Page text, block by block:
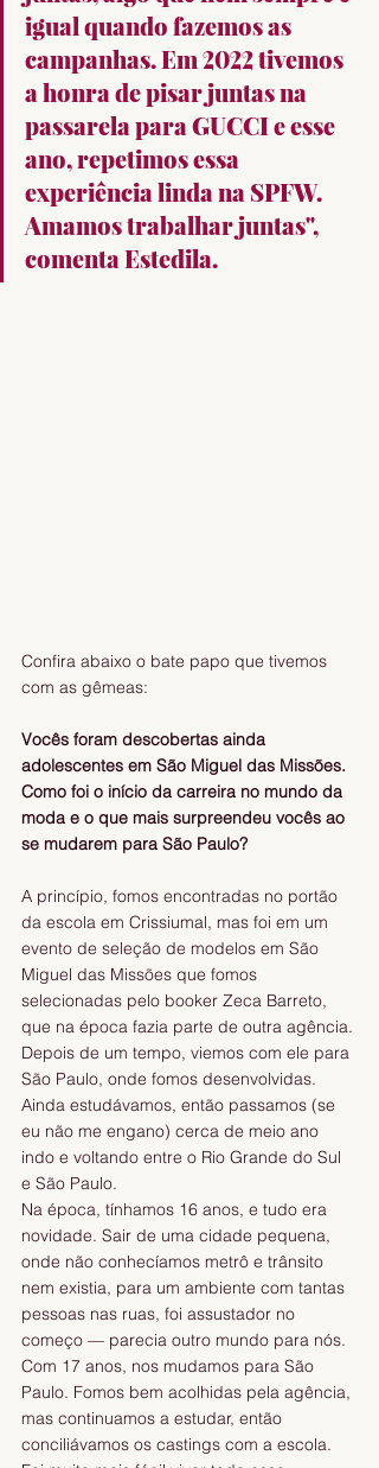
igual quando fazemos as
campanhas. Em 2022 tivemos
a honra de pisar juntas na
passarela para GUCCI e esse
ano, repetimos essa
experiência linda na SPFW.
Amamos trabalhar juntas",
comenta Estedila.
Confira abaixo o bate papo que tivemos
com as gêmeas:
Vocês foram descobertas ainda
adolescentes em São Miguel das Missões.
Como foi o início da carreira no mundo da
moda e o que mais surpreendeu vocês ao
se mudarem para São Paulo?
A princípio, fomos encontradas no portão
da escola em Crissiumal, mas foi em um
evento de seleção de modelos em São
Miguel das Missões que fomos
selecionadas pelo booker Zeca Barreto,
que na época fazia parte de outra agência.
Depois de um tempo, viemos com ele para
São Paulo, onde fomos desenvolvidas.
Ainda estudávamos, então passamos (se
eu não me engano) cerca de meio ano
indo e voltando entre o Rio Grande do Sul
e São Paulo.
Na época, tínhamos 16 anos, e tudo era
novidade. Sair de uma cidade pequena,
onde não conhecíamos metrô e trânsito
nem existia, para um ambiente com tantas
pessoas nas ruas, foi assustador no
começo — parecia outro mundo para nós.
Com 17 anos, nos mudamos para São
Paulo. Fomos bem acolhidas pela agência,
mas continuamos a estudar, então
conciliávamos os castings com a escola.